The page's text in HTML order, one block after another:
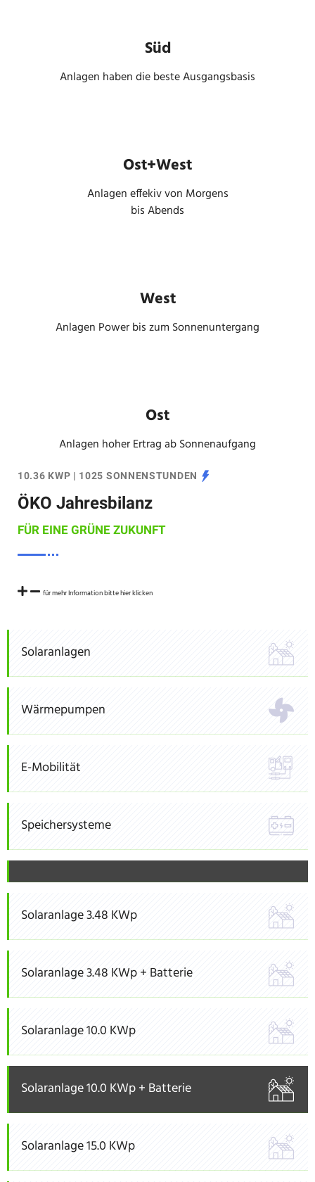
Süd
Anlagen haben die beste Ausgangsbasis
Ost+West
Anlagen effekiv von Morgens
bis Abends
West
Anlagen Power bis zum Sonnenuntergang
Ost
Anlagen hoher Ertrag ab Sonnenaufgang
10.36 KWP | 1025 SONNENSTUNDEN
ÖKO Jahresbilanz
FÜR EINE GRÜNE ZUKUNFT
für mehr Information bitte hier klicken
Solaranlagen
Wärmepumpen
E-Mobilität
Speichersysteme
Solaranlage 3.48 KWp
Solaranlage 3.48 KWp + Batterie
Solaranlage 10.0 KWp
Solaranlage 10.0 KWp + Batterie
Solaranlage 15.0 KWp